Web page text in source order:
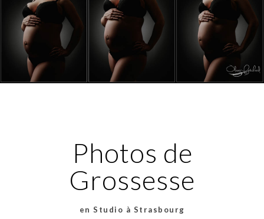
Photos de
Grossesse
en Studio à Strasbourg